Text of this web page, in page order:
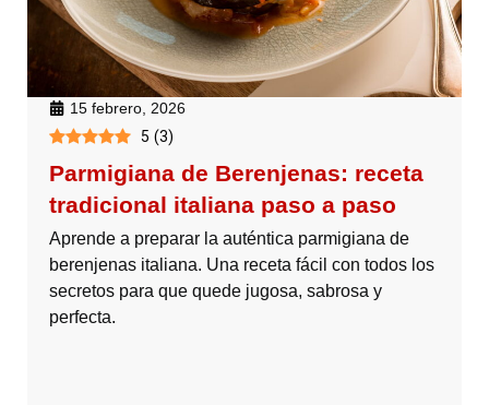
15 febrero, 2026
5 (3)
Parmigiana de Berenjenas: receta
tradicional italiana paso a paso
Aprende a preparar la auténtica parmigiana de
berenjenas italiana. Una receta fácil con todos los
secretos para que quede jugosa, sabrosa y
perfecta.